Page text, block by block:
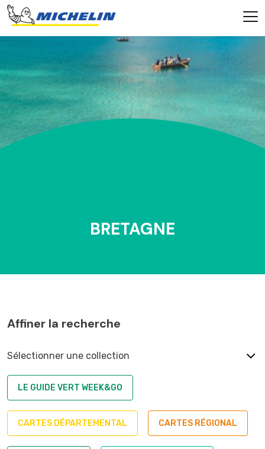
BRETAGNE
Affiner la recherche
Sélectionner une collection
LE GUIDE VERT WEEK&GO
CARTES DÉPARTEMENTAL CARTES RÉGIONAL